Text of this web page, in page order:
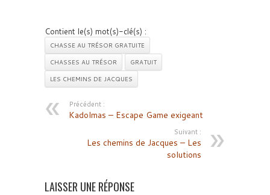
Contient le(s) mot(s)-clé(s) :
CHASSE AU TRÉSOR GRATUITE
CHASSES AU TRÉSOR
GRATUIT
LES CHEMINS DE JACQUES
Précédent :
Kadolmas – Escape Game exigeant
Suivant :
Les chemins de Jacques – Les
solutions
LAISSER UNE RÉPONSE